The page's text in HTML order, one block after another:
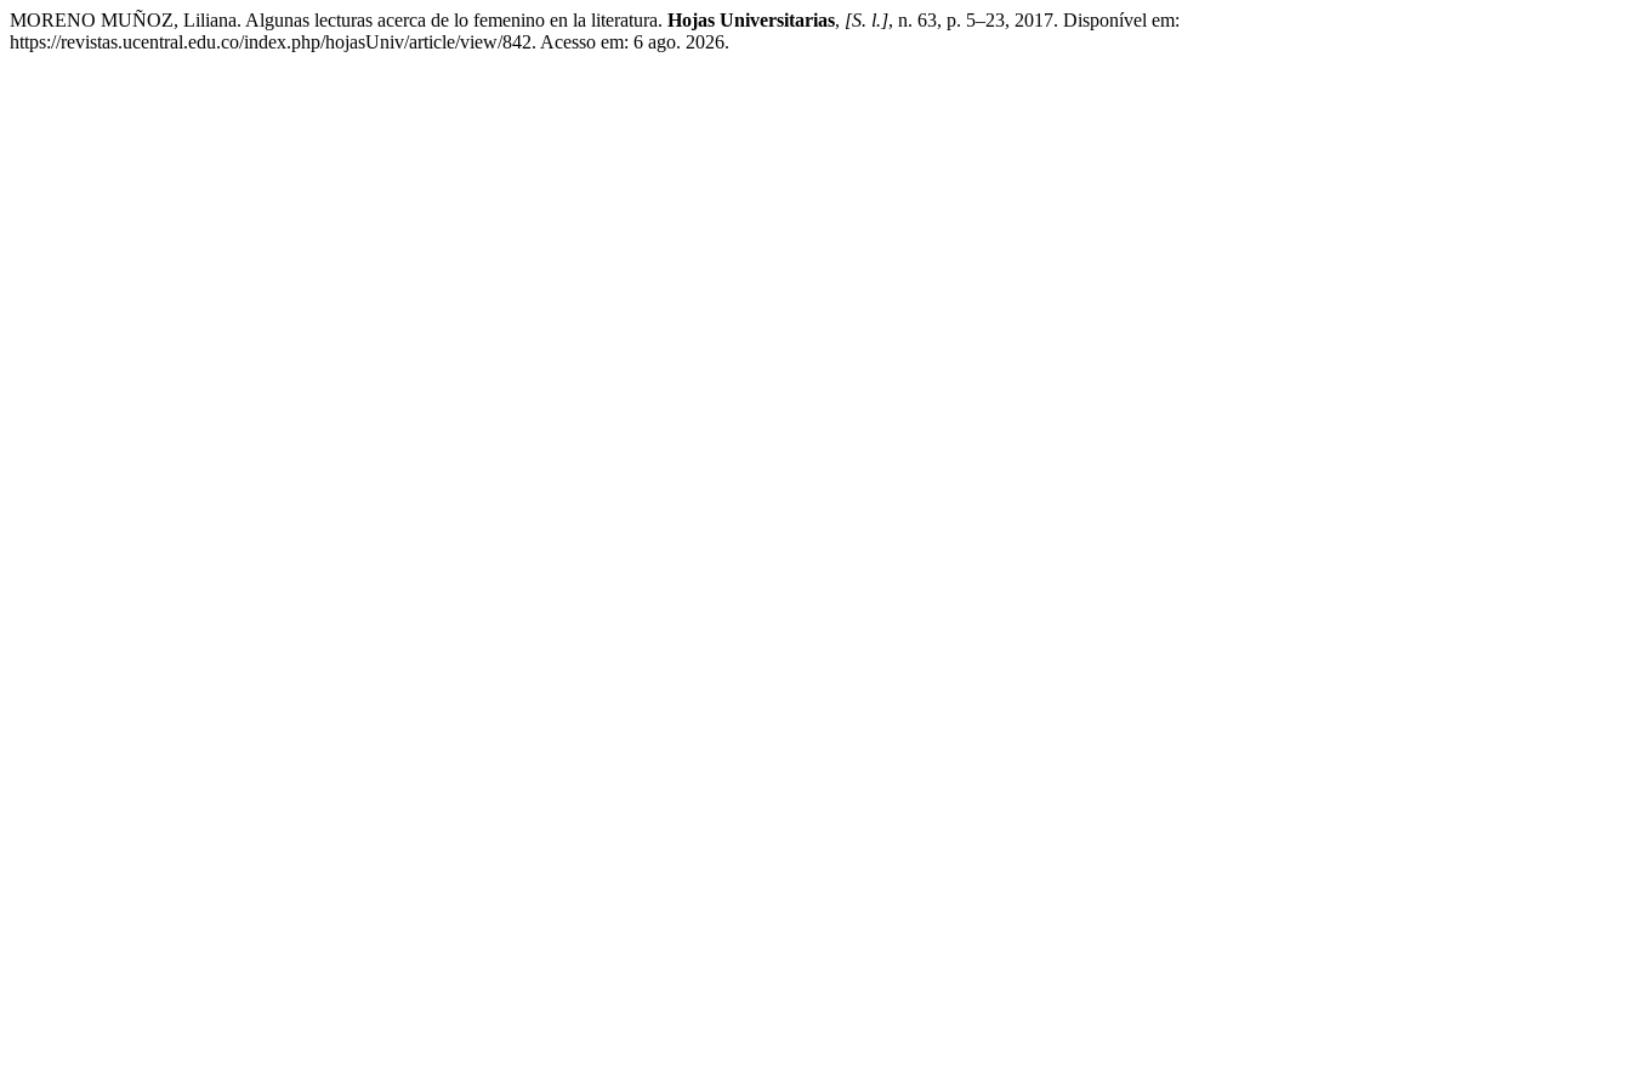
MORENO MUÑOZ, Liliana. Algunas lecturas acerca de lo femenino en la literatura. Hojas Universitarias, [S. l.], n. 63, p. 5–23, 2017. Disponível em:
https://revistas.ucentral.edu.co/index.php/hojasUniv/article/view/842. Acesso em: 6 ago. 2026.